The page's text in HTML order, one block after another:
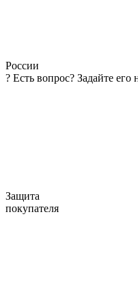
России
? Есть вопрос? Задайте его
Защита
покупателя